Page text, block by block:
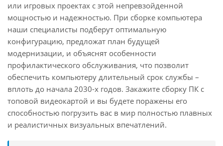
или игровых проектах с этой непревзойденной
мощностью и надежностью. При сборке компьютера
наши специалисты подберут оптимальную
конфигурацию, предложат план будущей
модернизации, и объяснят особенности
профилактического обслуживания, что позволит
обеспечить компьютеру длительный срок службы –
вплоть до начала 2030-х годов. Закажите сборку ПК с
топовой видеокартой и вы будете поражены его
способностью погрузить вас в мир полностью плавных
и реалистичных визуальных впечатлений.